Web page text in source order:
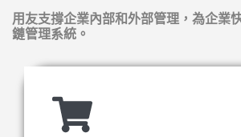
用友支撐企業內部和外部管理，為企業
鏈管理系統。